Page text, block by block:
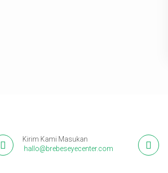
Kirim Kami Masukan
hallo@brebeseyecenter.com